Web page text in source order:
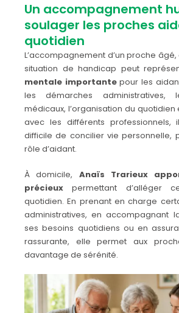
Un accompagnement
soulager les proches
quotidien
L’accompagnement d’un proche
situation de handicap peut
mentale importantepour les
les démarches administratives,
médicaux, l’organisation du
avec les différents professionnels,
difficile de concilier vie personnelle,
rôle d’aidant.
À domicile, Anaïs Trarieux
précieux permettant d’alléger
quotidien. En prenant en charge
administratives, en accompagnant
ses besoins quotidiens ou en
rassurante, elle permet aux
davantage de sérénité.